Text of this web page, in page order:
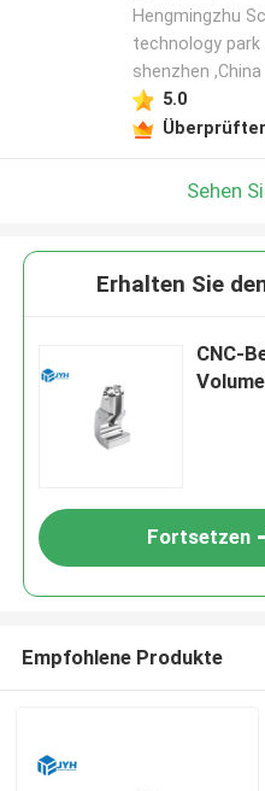
Hengmingzhu
technology park
shenzhen ,China
5.0
Sehen
Erhalten Sie
CNC-
Fortsetzen
Empfohlene Produkte